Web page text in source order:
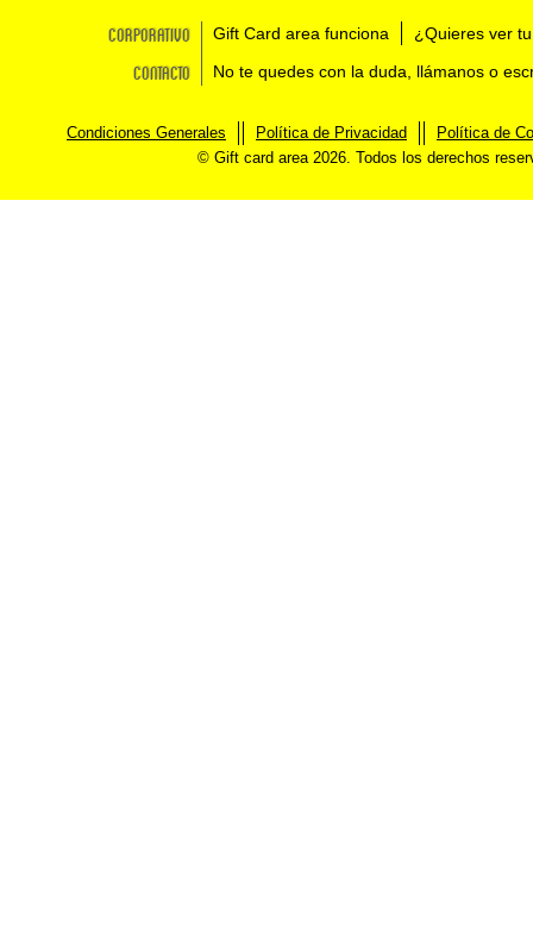
Corporativo Gift Card area funciona ¿Quieres ver
Contacto No te quedes con la duda, llámanos o
Condiciones Generales Política de Privacidad
Política de
© Gift card area 2026. Todos los derechos